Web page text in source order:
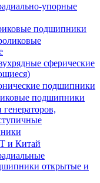
упорные
подшипники
сферические
подшипники
подшипники
и Китай
открытые и